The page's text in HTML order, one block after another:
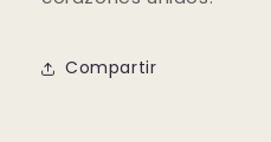
Compartir